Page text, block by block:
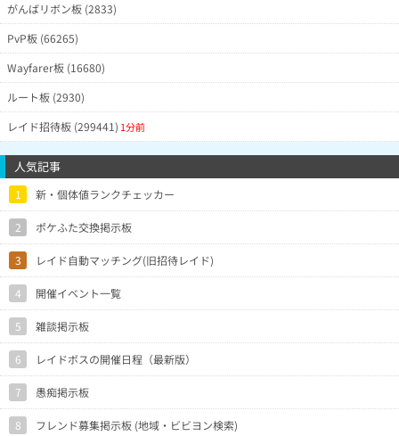
がんばリボン板 (2833)
PvP板 (66265)
Wayfarer板 (16680)
ルート板 (2930)
レイド招待板 (299441) 1分前
人気記事
1 新・個体値ランクチェッカー
2 ポケふた交換掲示板
3 レイド自動マッチング(旧招待レイド)
4 開催イベント一覧
5 雑談掲示板
6 レイドボスの開催日程（最新版）
7 愚痴掲示板
8 フレンド募集掲示板 (地域・ビビヨン検索)